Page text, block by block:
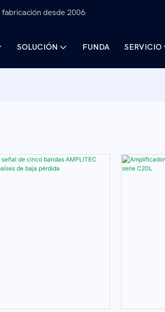
desde 2006
SOLUCIÓN FUNDA SERVICIO